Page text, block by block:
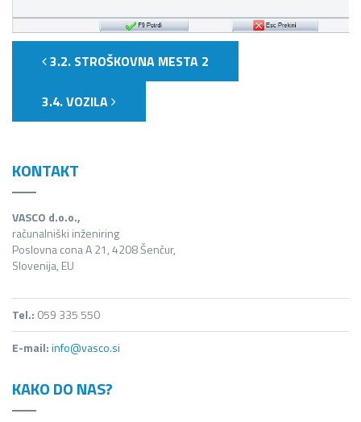
3.2. STROŠKOVNA MESTA 2
3.4. VOZILA
KONTAKT
VASCO d.o.o.,
računalniški inženiring
Poslovna cona A 21, 4208 Šenčur,
Slovenija, EU
Tel.: 059 335 550
E-mail:info@vasco.si
KAKO DO NAS?